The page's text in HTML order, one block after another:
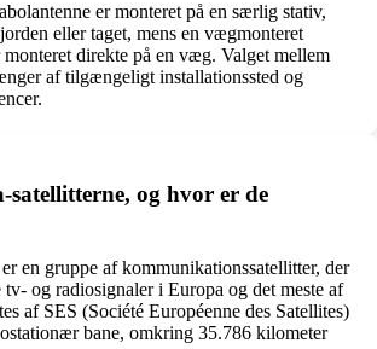
er monteret på en særlig stativ,
eller taget, mens en vægmonteret
monteret direkte på en væg. Valget mellem
af tilgængeligt installationssted og
satellitterne, og hvor er de
en gruppe af kommunikationssatellitter, der
tv- og radiosignaler i Europa og det meste af
af SES (Société Européenne des Satellites)
bane, omkring 35.786 kilometer